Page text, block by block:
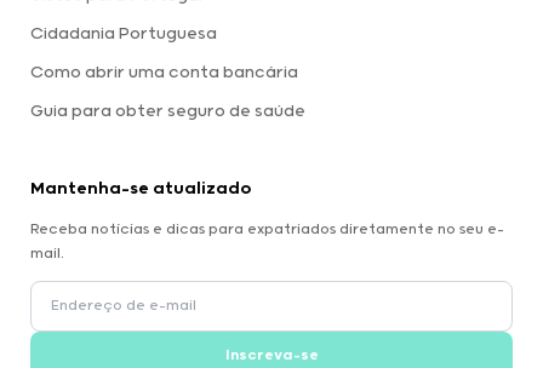
Cidadania Portuguesa
Como abrir uma conta bancária
Guia para obter seguro de saúde
Mantenha-se atualizado
Receba notícias e dicas para expatriados diretamente no seu e-
mail.
Inscreva-se